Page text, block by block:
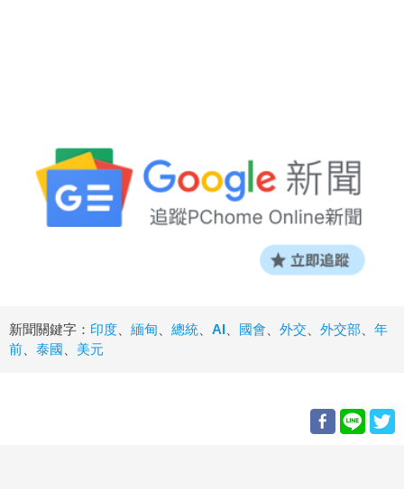
新聞關鍵字： 印度 緬甸 總統 AI 國會 外交 外交部
年
前
泰國 美元